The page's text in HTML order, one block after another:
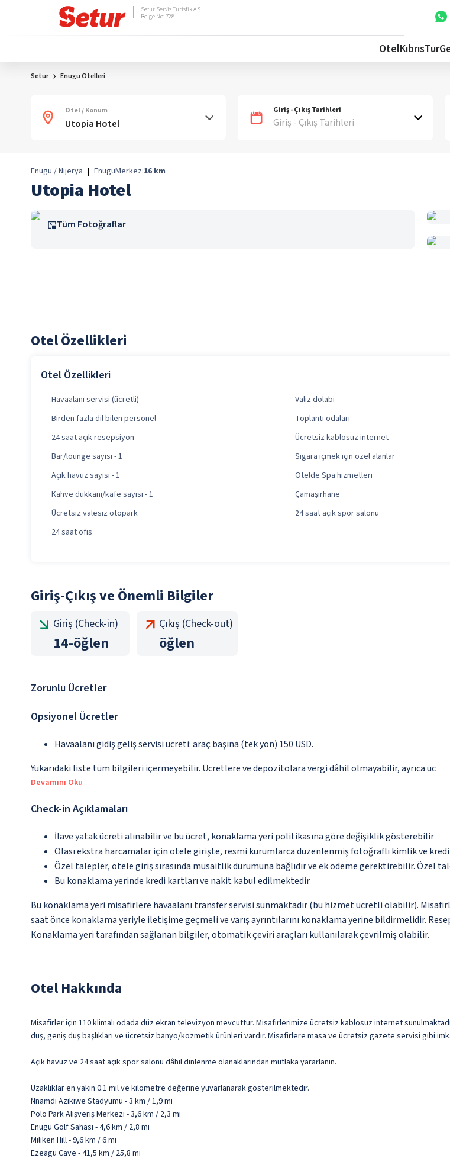
Setur Servis Turistik A.Ş.
Belge No: 728
OtelKıbrısTur
Setur Enugu Otelleri
Otel / Konum Giriş - Çıkış Tarihleri
Giriş - Çıkış Tarihleri
Enugu / Nijerya | EnuguMerkez:16 km
Utopia Hotel
Tüm Fotoğraflar
Otel Özellikleri
Otel Özellikleri
Havaalanı servisi (ücretli) Valiz dolabı
Birden fazla dil bilen personel
Toplantı odaları
24 saat açık resepsiyon
Ücretsiz kablosuz internet
Bar/lounge sayısı - 1
Sigara içmek için özel alanlar
Açık havuz sayısı - 1
Otelde Spa hizmetleri
Kahve dükkanı/kafe sayısı - 1
Çamaşırhane
Ücretsiz valesiz otopark
24 saat açık spor salonu
24 saat ofis
Giriş-Çıkış ve Önemli Bilgiler
Giriş (Check-in)
14-öğlen
Çıkış (Check-out)
öğlen
Zorunlu Ücretler
Opsiyonel Ücretler
Havaalanı gidiş geliş servisi ücreti: araç başına (tek yön) 150 USD.
Yukarıdaki liste tüm bilgileri içermeyebilir. Ücretlere ve depozitolara vergi dâhil olmayabilir, ayrıca üc
Devamını Oku
Check-in Açıklamaları
İlave yatak ücreti alınabilir ve bu ücret, konaklama yeri politikasına göre değişiklik gösterebilir
Olası ekstra harcamalar için otele girişte, resmi kurumlarca düzenlenmiş fotoğraflı kimlik ve
Özel talepler, otele giriş sırasında müsaitlik durumuna bağlıdır ve ek ödeme gerektirebilir. Özel
Bu konaklama yerinde kredi kartları ve nakit kabul edilmektedir
Bu konaklama yeri misafirlere havaalanı transfer servisi sunmaktadır (bu hizmet ücretli olabilir).
saat önce konaklama yeriyle iletişime geçmeli ve varış ayrıntılarını konaklama yerine bildirmelidir.
Konaklama yeri tarafından sağlanan bilgiler, otomatik çeviri araçları kullanılarak çevrilmiş olabilir.
Otel Hakkında
Misafirler için 110 klimalı odada düz ekran televizyon mevcuttur. Misafirlerimize ücretsiz kablosuz internet
duş, geniş duş başlıkları ve ücretsiz banyo/kozmetik ürünleri vardır. Misafirlere masa ve ücretsiz gazete servisi gibi
Açık havuz ve 24 saat açık spor salonu dâhil dinlenme olanaklarından mutlaka yararlanın.
Uzaklıklar en yakın 0.1 mil ve kilometre değerine yuvarlanarak gösterilmektedir.
Nnamdi Azikiwe Stadyumu - 3 km / 1,9 mi
Polo Park Alışveriş Merkezi - 3,6 km / 2,3 mi
Enugu Golf Sahası - 4,6 km / 2,8 mi
Miliken Hill - 9,6 km / 6 mi
Ezeagu Cave - 41,5 km / 25,8 mi